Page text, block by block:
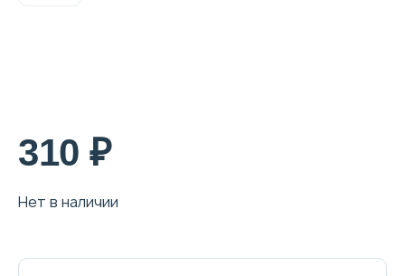
310 ₽
Нет в наличии